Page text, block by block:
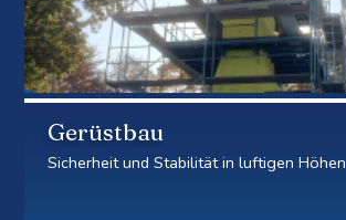
Gerüstbau
Sicherheit und Stabilität in luftigen Höhen